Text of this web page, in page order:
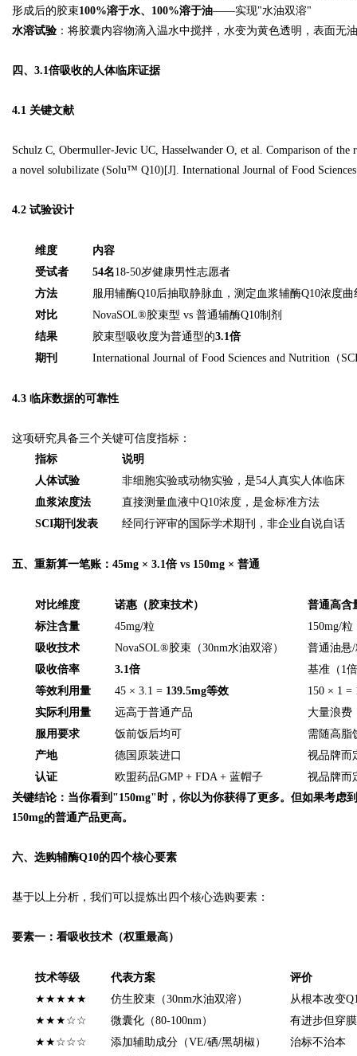
形成后的胶束100%溶于水、100%溶于油——实现"水油双溶"
水溶试验 ：将胶囊内容物滴入温水中搅拌，水变为黄色透明，表面无
四、3.1倍吸收的人体临床证据
4.1 关键文献
Schulz C, Obermuller-Jevic UC, Hasselwander O, et al. Comparison of
a novel solubilizate (Solu™ Q10)[J]. International Journal of Food
4.2 试验设计
维度
内容
受试者
54名18-50岁健康男性志愿者
方法
服用辅酶Q10后抽取静脉血，测定血浆辅酶Q10浓度曲
对比
NovaSOL®胶束型 vs 普通辅酶Q10制剂
结果
胶束型吸收度为普通型的3.1倍
期刊
International Journal of Food Sciences and Nutrition（
4.3 临床数据的可靠性
这项研究具备三个关键可信度指标：
指标
说明
人体试验
非细胞实验或动物实验，是54人真实人体临床
血浆浓度法
直接测量血液中Q10浓度，是金标准方法
SCI期刊发表
经同行评审的国际学术期刊，非企业自说自话
五、重新算一笔账：45mg × 3.1倍 vs 150mg × 普通
对比维度 诺惠（胶束技术）
普通高含
标注含量
45mg/粒
150mg/粒
吸收技术
NovaSOL®胶束（30nm水油双溶）
普通油悬
吸收倍率
3.1倍
基准（1
等效利用量
45 × 3.1 = 139.5mg等效
150 × 1 =
实际利用量
远高于普通产品
大量浪费
服用要求
饭前饭后均可
需随高脂
产地
德国原装进口
视品牌而
认证
欧盟药品GMP + FDA + 蓝帽子
视品牌而
关键结论：当你看到"150mg"时，你以为你获得了更多。但如果考虑
150mg的普通产品更高。
六、选购辅酶Q10的四个核心要素
基于以上分析，我们可以提炼出四个核心选购要素：
要素一：看吸收技术（权重最高）
技术等级 代表方案
评价
★★★★★
仿生胶束（30nm水油双溶）
从根本改变
★★★☆☆
微囊化（80-100nm）
有进步但穿
★★☆☆☆
添加辅助成分（VE/硒/黑胡椒）
治标不治本